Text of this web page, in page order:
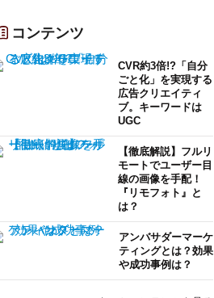
コンテンツ
CVR約3倍!?「自分
ごと化」を実現する
広告クリエイティ
ブ。キーワードは
UGC
【徹底解説】フルリ
モートでユーザー目
線の画像を手配！
『リモフォト』と
は？
アンバサダーマーケ
ティングとは？効果
や成功事例は？